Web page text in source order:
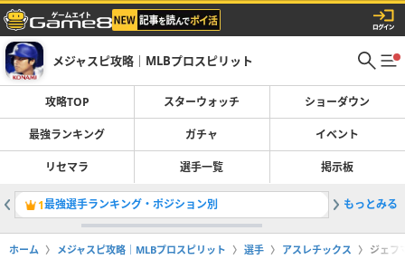
メジャスピ攻略｜MLBプロスピリット
攻略TOP スターウォッチ ショーダウン
最強ランキング ガチャ イベント
リセマラ 選手一覧 掲示板
1最強選手ランキング・ポジション別 2大谷翔
もっとみる
ホーム メジャスピ攻略｜MLBプロスピリット 選手 アスレチックス ジェフ